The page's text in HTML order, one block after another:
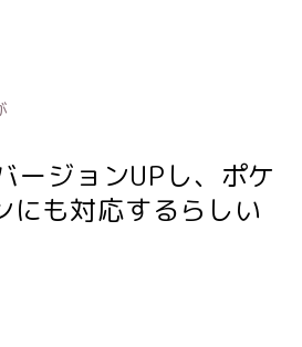
ージョンUPし、ポケ
にも対応するらしい